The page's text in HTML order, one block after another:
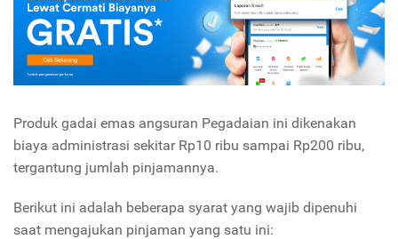
Produk gadai emas angsuran Pegadaian ini dikenakan
biaya administrasi sekitar Rp10 ribu sampai Rp200 ribu,
tergantung jumlah pinjamannya.
Berikut ini adalah beberapa syarat yang wajib dipenuhi
saat mengajukan pinjaman yang satu ini: